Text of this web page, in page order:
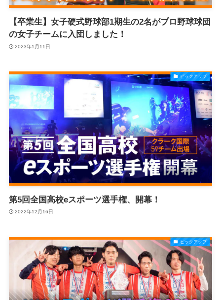
【卒業生】女子硬式野球部1期生の2名がプロ野球球団
の女子チームに入団しました！
2023年1月11日
ピックアップ
第5回全国高校eスポーツ選手権、開幕！
2022年12月16日
ピックアップ